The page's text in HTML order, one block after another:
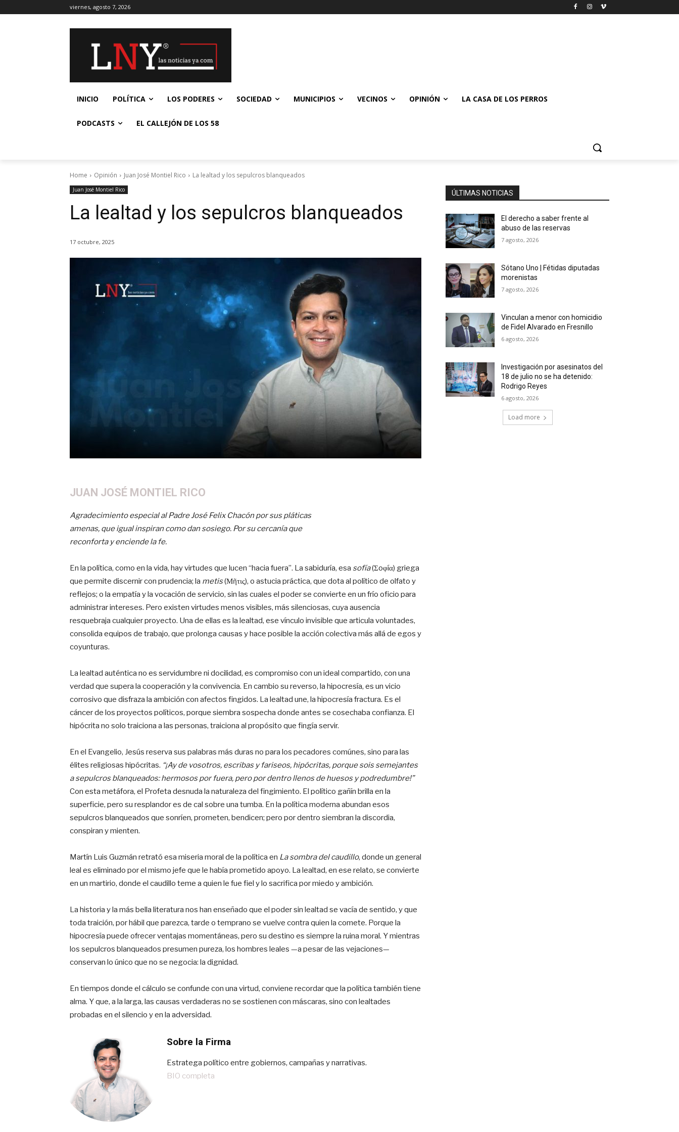
viernes, agosto 7, 2026
INICIO POLÍTICA LOS PODERES SOCIEDAD MUNICIPIOS VECINOS OPINIÓN LA CASA DE LOS PERROS
PODCASTS EL CALLEJÓN DE LOS 58
Home Opinión Juan José Montiel Rico La lealtad y los sepulcros blanqueados
Juan José Montiel Rico
La lealtad y los sepulcros blanqueados
17 octubre, 2025
JUAN JOSÉ MONTIEL RICO
Agradecimiento especial al Padre José Felix Chacón por sus pláticas
amenas, que igual inspiran como dan sosiego. Por su cercanía que
reconforta y enciende la fe.
En la política, como en la vida, hay virtudes que lucen “hacia fuera”. La sabiduría, esa sofía(Σoφíα) griega
que permite discernir con prudencia; la metis(Μῆτις), o astucia práctica, que dota al político de olfato y
reflejos; o la empatía y la vocación de servicio, sin las cuales el poder se convierte en un frío oficio para
administrar intereses. Pero existen virtudes menos visibles, más silenciosas, cuya ausencia
resquebraja cualquier proyecto. Una de ellas es la lealtad, ese vínculo invisible que articula voluntades,
consolida equipos de trabajo, que prolonga causas y hace posible la acción colectiva más allá de egos y
coyunturas.
La lealtad auténtica no es servidumbre ni docilidad, es compromiso con un ideal compartido, con una
verdad que supera la cooperación y la convivencia. En cambio su reverso, la hipocresía, es un vicio
corrosivo que disfraza la ambición con afectos fingidos. La lealtad une, la hipocresía fractura. Es el
cáncer de los proyectos políticos, porque siembra sospecha donde antes se cosechaba confianza. El
hipócrita no solo traiciona a las personas, traiciona al propósito que fingía servir.
En el Evangelio, Jesús reserva sus palabras más duras no para los pecadores comúnes, sino para las
élites religiosas hipócritas. “¡Ay de vosotros, escribas y fariseos, hipócritas, porque sois semejantes
a sepulcros blanqueados: hermosos por fuera, pero por dentro llenos de huesos y podredumbre!”
Con esta metáfora, el Profeta desnuda la naturaleza del fingimiento. El político gañín brilla en la
superficie, pero su resplandor es de cal sobre una tumba. En la política moderna abundan esos
sepulcros blanqueados que sonríen, prometen, bendicen; pero por dentro siembran la discordia,
conspiran y mienten.
Martín Luis Guzmán retrató esa miseria moral de la política en La sombra del caudillo, donde un general
leal es eliminado por el mismo jefe que le había prometido apoyo. La lealtad, en ese relato, se convierte
en un martirio, donde el caudillo teme a quien le fue fiel y lo sacrifica por miedo y ambición.
La historia y la más bella literatura nos han enseñado que el poder sin lealtad se vacía de sentido, y que
toda traición, por hábil que parezca, tarde o temprano se vuelve contra quien la comete. Porque la
hipocresía puede ofrecer ventajas momentáneas, pero su destino es siempre la ruina moral. Y mientras
los sepulcros blanqueados presumen pureza, los hombres leales —a pesar de las vejaciones—
conservan lo único que no se negocia: la dignidad.
En tiempos donde el cálculo se confunde con una virtud, conviene recordar que la política también tiene
alma. Y que, a la larga, las causas verdaderas no se sostienen con máscaras, sino con lealtades
probadas en el silencio y en la adversidad.
Sobre la Firma
Estratega político entre gobiernos, campañas y narrativas.
BIO completa
ÚLTIMAS NOTICIAS
El derecho a saber frente al
abuso de las reservas
7 agosto, 2026
Sótano Uno | Fétidas diputadas
morenistas
7 agosto, 2026
Vinculan a menor con homicidio
de Fidel Alvarado en Fresnillo
6 agosto, 2026
Investigación por asesinatos del
18 de julio no se ha detenido:
Rodrigo Reyes
6 agosto, 2026
Load more